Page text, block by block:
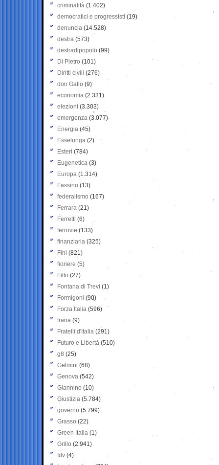
criminalità (1.402)
democratici e progressisti (19)
denuncia (14.528)
destra (573)
destradipopolo (99)
Di Pietro (101)
Diritti civili (276)
don Gallo (9)
economia (2.331)
elezioni (3.303)
emergenza (3.077)
Energia (45)
Esselunga (2)
Esteri (784)
Eugenetica (3)
Europa (1.314)
Fassino (13)
federalismo (167)
Ferrara (21)
Ferretti (6)
ferrovie (133)
finanziaria (325)
Fini (821)
fioriere (5)
Fitto (27)
Fontana di Trevi (1)
Formigoni (90)
Forza Italia (596)
frana (9)
Fratelli d'Italia (291)
Futuro e Libertà (510)
g8 (25)
Gelmini (68)
Genova (542)
Giannino (10)
Giustizia (5.784)
governo (5.799)
Grasso (22)
Green Italia (1)
Grillo (2.941)
Idv (4)